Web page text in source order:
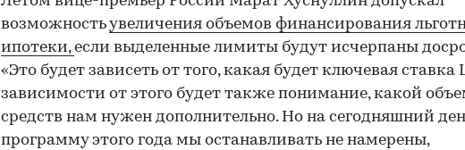
возможностьувеличения объемов финансирования
ипотеки,если выделенные лимиты будут исчерпаны
«Это будет зависеть от того, какая будет ключевая ставка
зависимости от этого будет также понимание, какой
средств нам нужен дополнительно. Но на сегодняшний
программу этого года мы останавливать не намерены,